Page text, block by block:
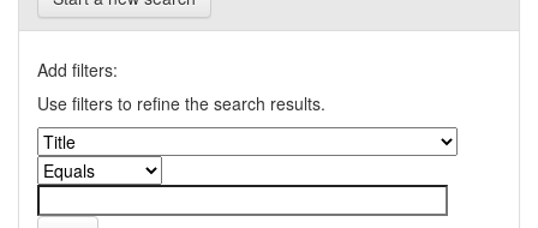
Add filters:
Use filters to refine the search results.